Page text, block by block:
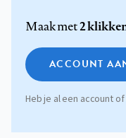
Maak met2
ACCOUNT
Heb je al een account